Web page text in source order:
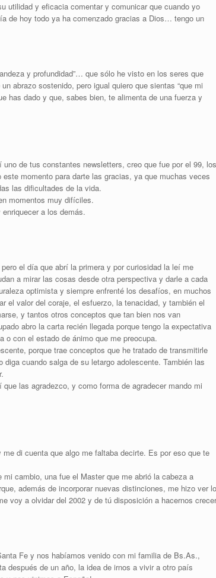
utilidad y eficacia comentar y comunicar que cuando yo
de hoy todo ya ha comenzado gracias a Dios… tengo un
y profundidad”… que sólo he visto en los seres que
abrazo sostenido, pero igual quiero que sientas “que mi
has dado y que, sabes bien, te alimenta de una fuerza y
de tus constantes newsletters, creo que fue por el 99, los
momento para darte las gracias, ya que muchas veces
las dificultades de la vida.
momentos muy difíciles.
a los demás.
el día que abrí la primera y por curiosidad la leí me
a mirar las cosas desde otra perspectiva y darle a cada
optimista y siempre enfrenté los desafíos, en muchos
el valor del coraje, el esfuerzo, la tenacidad, y también el
y tantos otros conceptos que tan bien nos van
abro la carta recién llegada porque tengo la expectativa
o con el estado de ánimo que me preocupa.
porque trae conceptos que he tratado de transmitirle
cuando salga de su letargo adolescente. También las
las agradezco, y como forma de agradecer mando mi
di cuenta que algo me faltaba decirte. Es por eso que te
cambio, una fue el Master que me abrió la cabeza a
además de incorporar nuevas distinciones, me hizo ver lo
voy a olvidar del 2002 y de tú disposición a hacernos
Fe y nos habíamos venido con mi familia de Bs.As.,
después de un año, la idea de irnos a vivir a otro país